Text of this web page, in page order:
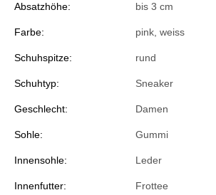
Absatzhöhe: bis 3 cm
Farbe: pink , weiss
Schuhspitze: rund
Schuhtyp: Sneaker
Geschlecht: Damen
Sohle: Gummi
Innensohle: Leder
Innenfutter: Frottee